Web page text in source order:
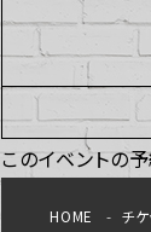
このイベントの
HOME チ